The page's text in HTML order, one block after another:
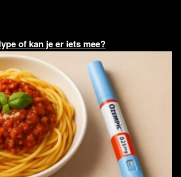
of kan je er iets mee?